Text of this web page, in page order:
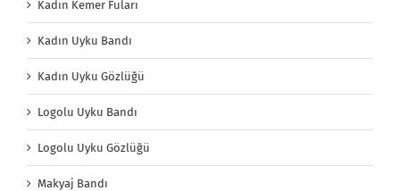
Kadın Kemer Fuları
Kadın Uyku Bandı
Kadın Uyku Gözlüğü
Logolu Uyku Bandı
Logolu Uyku Gözlüğü
Makyaj Bandı